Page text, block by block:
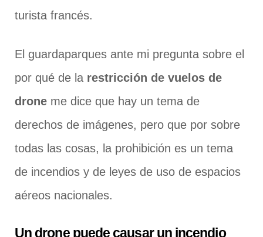
turista francés.
El guardaparques ante mi pregunta sobre el
por qué de la restricción de vuelos de
drone me dice que hay un tema de
derechos de imágenes, pero que por sobre
todas las cosas, la prohibición es un tema
de incendios y de leyes de uso de espacios
aéreos nacionales.
Un drone puede causar un incendio